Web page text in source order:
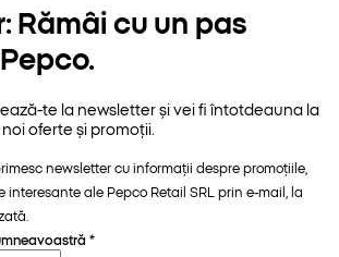
Rămâi cu un pas
te la newsletter și vei fi întotdeauna la
oferte și promoții.
newsletter cu informații despre promoțiile,
interesante ale Pepco Retail SRL prin e-mail, la
*